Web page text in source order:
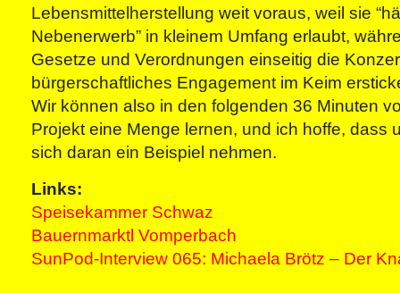
Lebensmittelherstellung weit voraus, weil sie
Nebenerwerb” in kleinem Umfang erlaubt,
Gesetze und Verordnungen einseitig die
bürgerschaftliches Engagement im Keim
Wir können also in den folgenden 36 Minuten
Projekt eine Menge lernen, und ich hoffe, dass
sich daran ein Beispiel nehmen.
Links:
Speisekammer Schwaz
Bauernmarktl Vomperbach
SunPod-Interview 065: Michaela Brötz – Der